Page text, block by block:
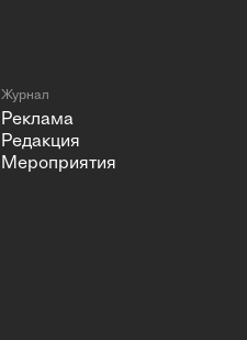
Журнал
Реклама
Редакция
Мероприятия